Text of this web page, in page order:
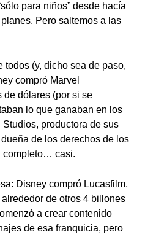
para niños” desde hacía
Pero saltemos a las
todos (y, dicho sea de paso,
compró Marvel
de dólares (por si se
lo que ganaban en los
productora de sus
de los derechos de los
completo… casi.
Disney compró Lucasfilm,
alrededor de otros 4 billones
a crear contenido
de esa franquicia, pero